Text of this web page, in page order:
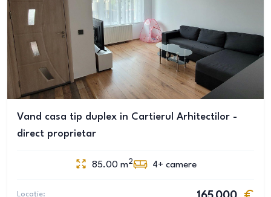
Vand casa tip duplex in Cartierul Arhitectilor -
direct proprietar
85.00 m2 4+ camere
Locație: